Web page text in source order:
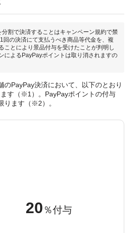
割で決済することはキャンペーン規約で禁
回の決済にて支払うべき商品等代金を、複
ことにより景品付与を受けたことが判明し
によるPayPayポイントは取り消されますの
のPayPay決済において、以下のとおり
す（※1）。PayPayポイントの付与
ります（※2）。
20 ％付与